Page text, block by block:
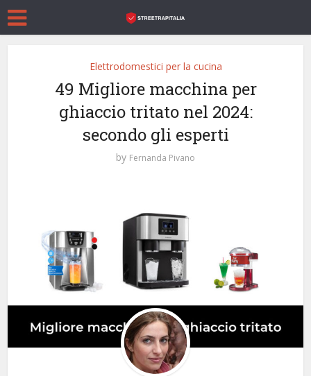
Elettrodomestici per la cucina
49 Migliore macchina per
ghiaccio tritato nel 2024:
secondo gli esperti
by Fernanda Pivano